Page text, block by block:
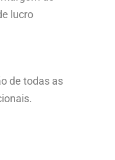
lucro
de todas as